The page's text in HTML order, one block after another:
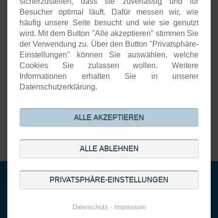
Software-Entwicklung
Onlineshops
Open-Source-Support
24.
JUL
Open Source basierte SIEM-Systeme im Vergleich
DiStEL-Projekts bei Bosch in Renningen stand im Scope der
PMD-X-Durchstichprojekte
JUN
© Copyright 2001-2026. DECOIT GmbH & Co. KG. All rights reserved.
Besucher optimal läuft. Dafür messen wir, wie
häufig unsere Seite besucht und wie sie genutzt
wird. Mit dem Button "Alle akzeptieren" stimmen Sie
der Verwendung zu. Über den Button "Privatsphäre-
Einstellungen" können Sie auswählen, welche
Cookies Sie zulassen wollen. Weitere
Informationen erhalten Sie in unserer
Datenschutzerklärung.
ALLE AKZEPTIEREN
ALLE ABLEHNEN
PRIVATSPHÄRE-EINSTELLUNGEN
Datenschutz Impressum